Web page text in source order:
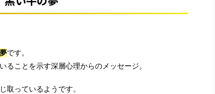
です。
ことを示す深層心理からのメッセージ。
取っているようです。